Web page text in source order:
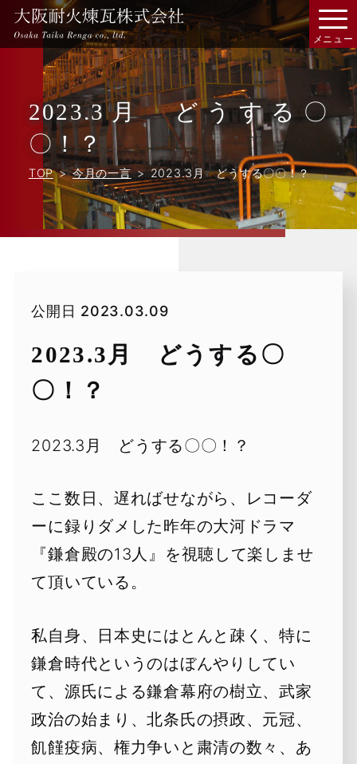
2023.3月 どうする〇
〇！？
TOP 今月の一言 2023.3月 どうする〇〇！？
公開日 2023.03.09
2023.3月 どうする〇
〇！？
2023.3月 どうする〇〇！？
ここ数日、遅ればせながら、レコーダ
ーに録りダメした昨年の大河ドラマ
『鎌倉殿の13人』を視聴して楽しませ
て頂いている。
私自身、日本史にはとんと疎く、特に
鎌倉時代というのはぼんやりしてい
て、源氏による鎌倉幕府の樹立、武家
政治の始まり、北条氏の摂政、元冠、
飢饉疫病、権力争いと粛清の数々、あ